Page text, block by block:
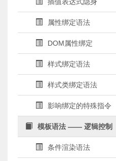
属性绑定语法
DOM属性绑定
样式绑定语法
样式类绑定语法
影响绑定的特殊指令
模板语法 —— 逻辑控制
条件渲染语法